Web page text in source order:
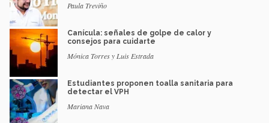
Paula Treviño
Canícula: señales de golpe de calor y
consejos para cuidarte
Mónica Torres y Luis Estrada
Estudiantes proponen toalla sanitaria para
detectar el VPH
Mariana Nava